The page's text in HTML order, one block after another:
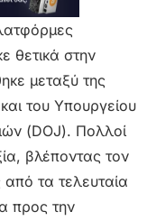
θετικά στην
μεταξύ της
του Υπουργείου
(DOJ). Πολλοί
βλέποντας τον
τα τελευταία
προς την